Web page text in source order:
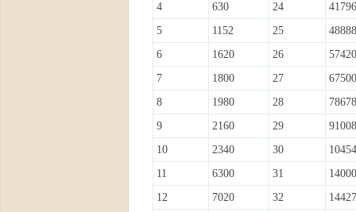
4
630 24
41796
5
1152 25
48888
6
1620 26
57420
7
1800 27
67500
8
1980 28
78678
9
2160 29
91008
10
2340 30
11
6300 31
12
7020 32